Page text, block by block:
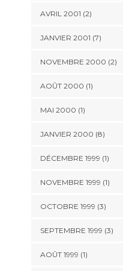
AVRIL 2001 (2)
JANVIER 2001 (7)
NOVEMBRE 2000 (2)
AOÛT 2000 (1)
MAI 2000 (1)
JANVIER 2000 (8)
DÉCEMBRE 1999 (1)
NOVEMBRE 1999 (1)
OCTOBRE 1999 (3)
SEPTEMBRE 1999 (3)
AOÛT 1999 (1)